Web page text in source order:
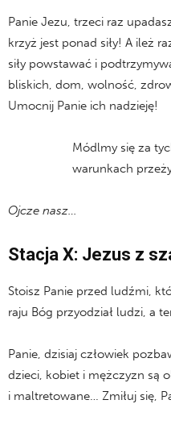
Panie Jezu, trzeci raz
krzyż jest ponad siły! A ileż
siły powstawać i
bliskich, dom, wolność,
Umocnij Panie ich nadzieję!
Módlmy się za
warunkach
Ojcze nasz…
Stacja X: Jezus z
Stoisz Panie przed ludźmi,
raju Bóg przyodział ludzi, a
Panie, dzisiaj człowiek
dzieci, kobiet i mężczyzn są
i maltretowane… Zmiłuj się,